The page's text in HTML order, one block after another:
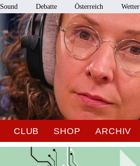
Sound Debatte Österreich Wetter
CLUB SHOP ARCHIV